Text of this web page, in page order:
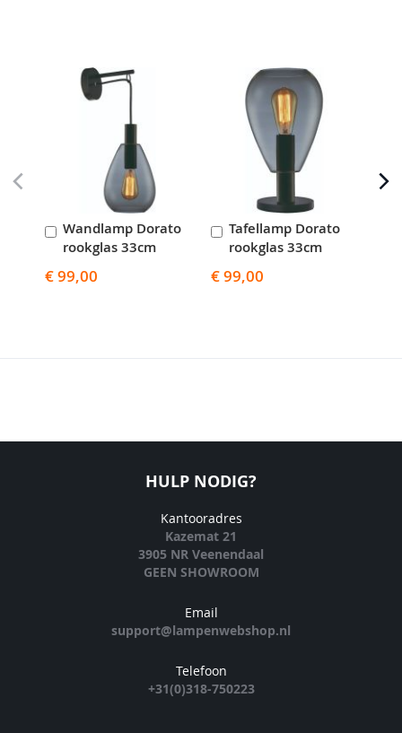
Wandlamp Dorato
rookglas 33cm
€ 99,00
In
Winkelwagen
Tafellamp Dorato
rookglas 33cm
€ 99,00
In
Winkelwagen
HULP NODIG?
Kantooradres
Kazemat 21
3905 NR Veenendaal
GEEN SHOWROOM
Email
support@lampenwebshop.nl
Telefoon
+31(0)318-750223